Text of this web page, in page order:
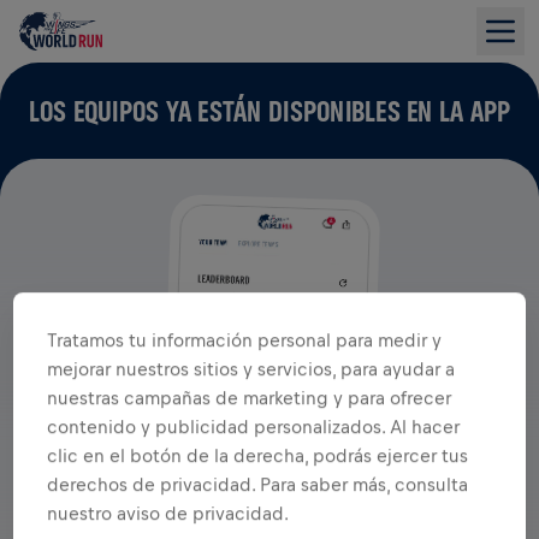
LOS EQUIPOS YA ESTÁN DISPONIBLES EN LA APP
Tratamos tu información personal para medir y
mejorar nuestros sitios y servicios, para ayudar a
nuestras campañas de marketing y para ofrecer
contenido y publicidad personalizados. Al hacer
clic en el botón de la derecha, podrás ejercer tus
derechos de privacidad. Para saber más, consulta
nuestro aviso de privacidad.